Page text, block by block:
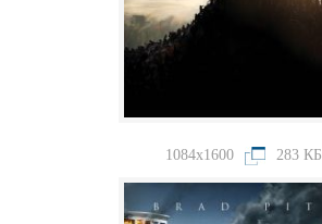
1084x1600 283 КБ